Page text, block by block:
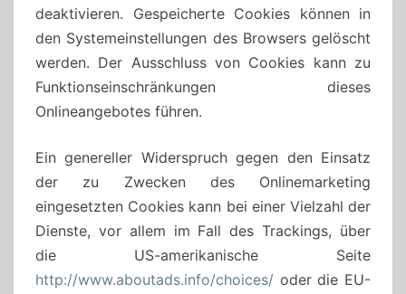
deaktivieren. Gespeicherte Cookies können in
den Systemeinstellungen des Browsers gelöscht
werden. Der Ausschluss von Cookies kann zu
Funktionseinschränkungen dieses
Onlineangebotes führen.
Ein genereller Widerspruch gegen den Einsatz
der zu Zwecken des Onlinemarketing
eingesetzten Cookies kann bei einer Vielzahl der
Dienste, vor allem im Fall des Trackings, über
die US-amerikanische Seite
http://www.aboutads.info/choices/ oder die EU-